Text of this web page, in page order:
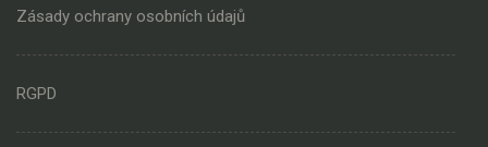
Zásady ochrany osobních údajů
RGPD